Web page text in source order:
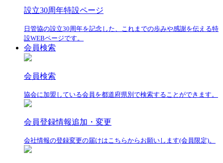
設立30周年特設ページ
日管協の設立30周年を記念した、これまでの歩みや感謝を伝える特
設WEBページです。
会員検索
会員検索
協会に加盟している会員を都道府県別で検索することができます。
会員登録情報追加・変更
会社情報の登録変更の届けはこちらからお願いします(会員限定)。